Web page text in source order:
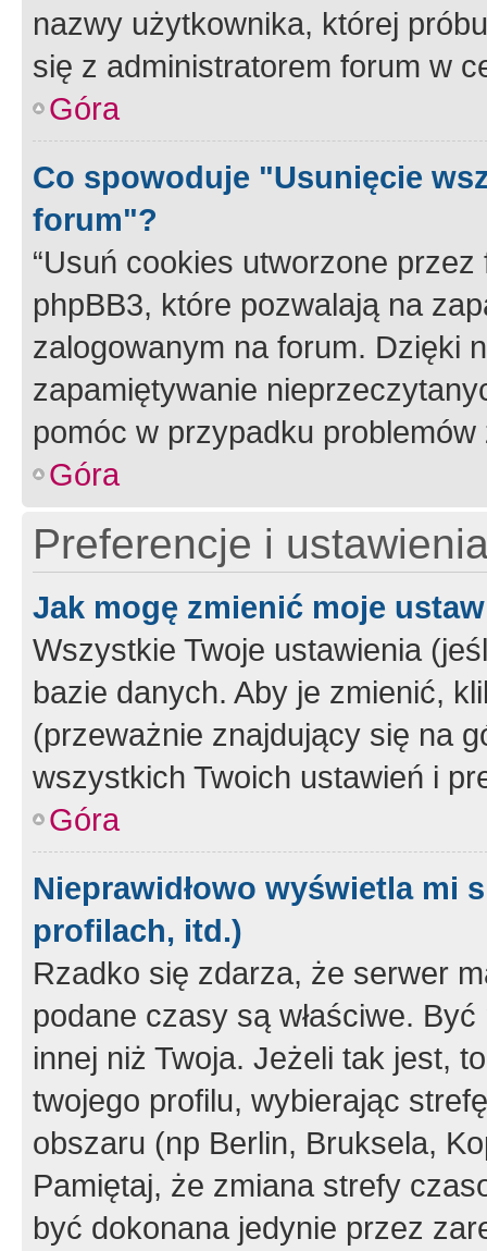
nazwy użytkownika, której
się z administratorem forum w
Góra
Co spowoduje "Usunięcie
forum"?
“Usuń cookies utworzone
phpBB3, które pozwalają na
zalogowanym na forum. Dzięki
zapamiętywanie
pomóc w przypadku
Góra
Preferencje i
Jak mogę zmienić moje
Wszystkie Twoje ustawienia
bazie danych. Aby je zmienić,
(przeważnie znajdujący się na
wszystkich Twoich ustawień i
Góra
Nieprawidłowo wyświetla mi
profilach, itd.)
Rzadko się zdarza, że serwer
podane czasy są właściwe.
innej niż Twoja. Jeżeli tak jest,
twojego profilu, wybierając
obszaru (np Berlin, Bruksela,
Pamiętaj, że zmiana strefy
być dokonana jedynie przez